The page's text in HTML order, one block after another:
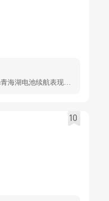
- 续航能力强：荣耀500搭载的8000mAh青海湖电池续航表现十分出色，用户无需频繁充电。早8点满电出门，经过刷视频、聊微信、导航等一整天的重度使用后，晚上回家还能剩30%电量，真正实现了两天一充，彻底告别了充电宝依赖。 - 性能表现佳：标准版搭载的骁龙8s Gen4芯片性能强劲，日常使用中，多APP切换丝滑不卡顿，能够满足使用需求。 - 影像效果好：荣耀500的2亿像素主摄拍照效果出色，清晰度极高，拍风景、拍笔记，放大裁切后依旧清晰。其自带的6款胶片算法也很实用，不用调参数、修图，就能拍出有复古氛围感的照片。此外，人像拍摄时皮肤质感自然，小瑕疵能被弱化，AI人像模式的虚化效果也很自然。 - 屏幕体验舒适：其配备的6.55英寸1.5K直屏，支持120Hz刷新率与3840Hz PWM调光，滑动流畅且功耗更低，暗光环境下无频闪，长时间观看不易疲劳。屏幕的亮度也足够，在户外强光下也能清晰可视。 - 外观设计美观：荣耀500的外观设计很漂亮
10